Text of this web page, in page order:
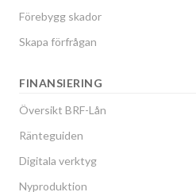
Förebygg skador
Skapa förfrågan
FINANSIERING
Översikt BRF-Lån
Ränteguiden
Digitala verktyg
Nyproduktion